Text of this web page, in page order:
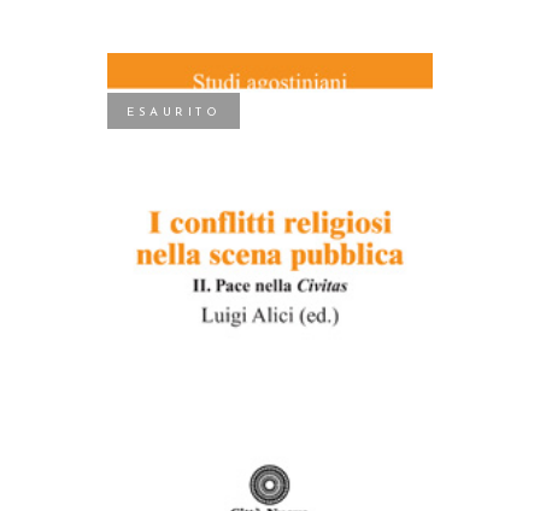
ESAURITO
LEGGI TUTTO